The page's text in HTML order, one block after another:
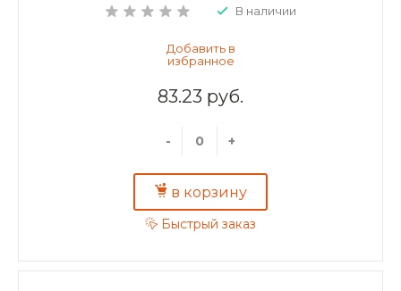
В наличии
83.23 руб.
- +
в корзину
Быстрый заказ